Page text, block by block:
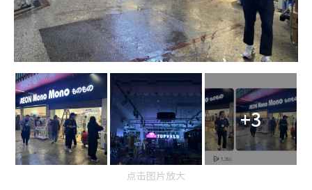
+3
点击图片放大